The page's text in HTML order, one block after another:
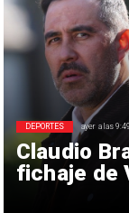
Claudio
fichaje de
DEPORTES ayer a las 9:49